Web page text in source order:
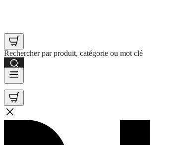
Rechercher par produit, catégorie ou mot clé